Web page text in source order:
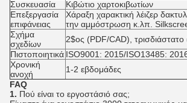
Συσκευασία
Κιβώτιο χαρτοκιβωτίων
Επεξεργασία
επιφάνειας
Χάραξη χαρακτική λέιζερ
την αμμόστρωση κ.λπ.
Σχήμα
σχεδίων
2$ος (PDF/CAD),
Πιστοποιητικά ISO9001: 2015/ISO13485:
Χρονική
ανοχή
1-2 εβδομάδες
FAQ
1. Πού είναι το εργοστάσιό σας;